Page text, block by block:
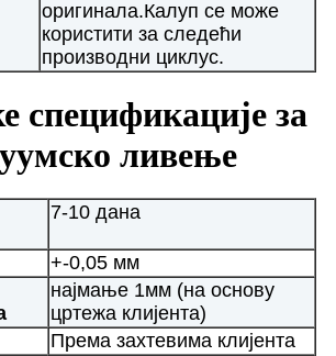
оригинала.Калуп се може
користити за следећи
производни циклус.
спецификације за
ливење
7-10 дана
+-0,05 мм
најмање 1мм (на основу
цртежа клијента)
Према захтевима клијента